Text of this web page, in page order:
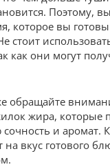
Поэтому,
которое вы
стоит
как они могут
обращайте
жира, которые
и аромат.
вкус готового